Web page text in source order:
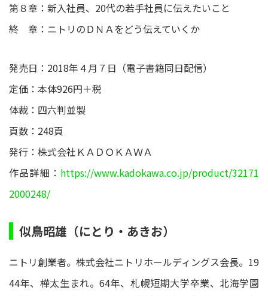
第８章：新入社員、20代の若手社員に伝えたいこと
終 章：ニトリのＤＮＡをどう伝えていくか
発売日：2018年４月７日（電子書籍同日配信）
定価：本体926円＋税
体裁：四六判並製
頁数：248頁
発行：株式会社ＫＡＤＯＫＡＷＡ
作品詳細： https://www.kadokawa.co.jp/product/32171
2000248/
似鳥昭雄（にとり・あきお）
ニトリ創業者。株式会社ニトリホールディングス会長。19
44年、樺太生まれ。64年、札幌短期大学卒業、北海学園